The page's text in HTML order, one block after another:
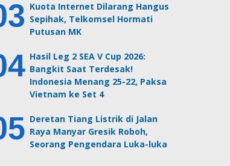
Kuota Internet Dilarang Hangus
Sepihak, Telkomsel Hormati
Putusan MK
Hasil Leg 2 SEA V Cup 2026:
Bangkit Saat Terdesak!
Indonesia Menang 25-22, Paksa
Vietnam ke Set 4
Deretan Tiang Listrik di Jalan
Raya Manyar Gresik Roboh,
Seorang Pengendara Luka-luka